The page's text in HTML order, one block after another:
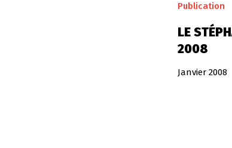
Publication
LE
2008
Janvier 2008